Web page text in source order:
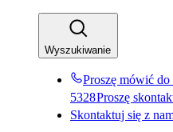
Wyszukiwanie​​
Proszę mówić do
5328​​Proszę
Skontaktuj się z